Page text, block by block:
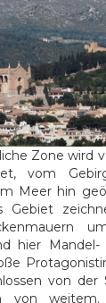
Zone wird
vom
Meer hin
Gebiet
hier
von der
von